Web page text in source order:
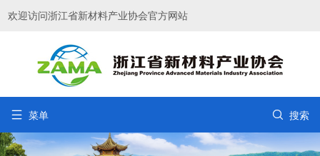
欢迎访问浙江省新材料产业协会官方网站
 菜单  搜索